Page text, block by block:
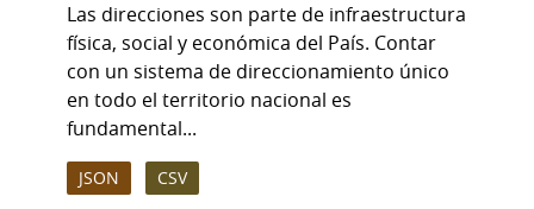
Las direcciones son parte de infraestructura
física, social y económica del País. Contar
con un sistema de direccionamiento único
en todo el territorio nacional es
fundamental...
JSON CSV